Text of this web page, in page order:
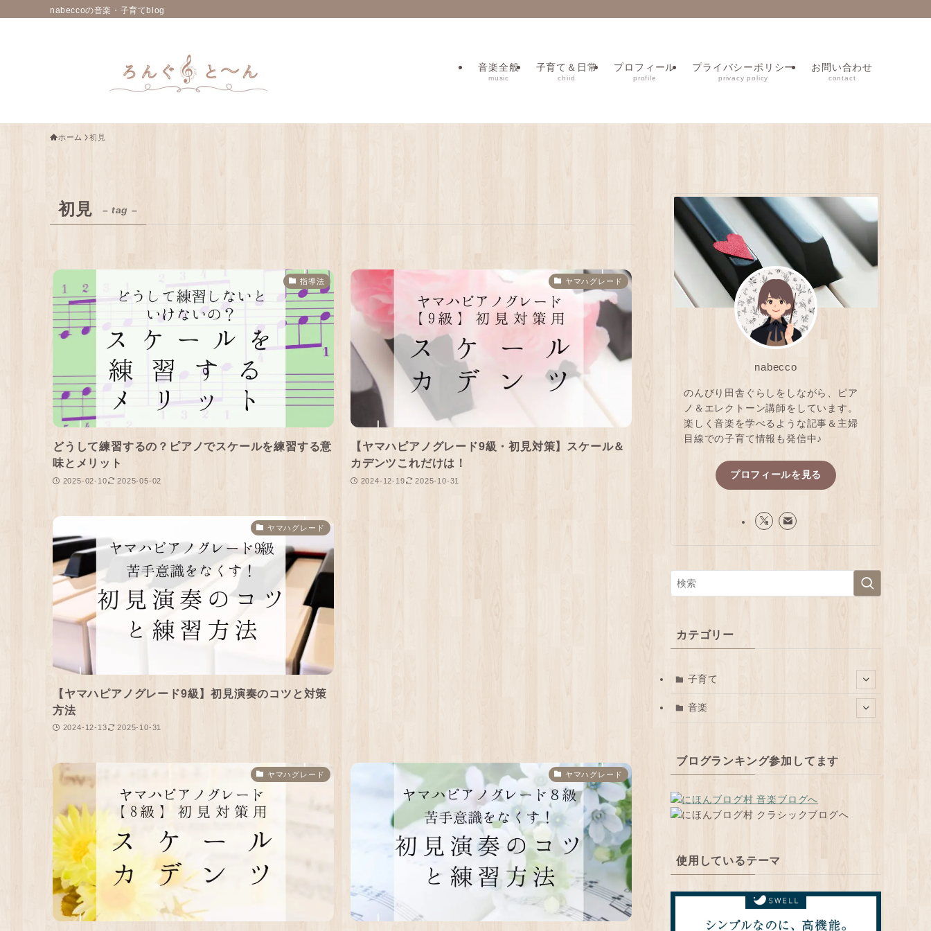
nabeccoの音楽・子育てblog
音楽全般
music
子育て＆日常
chiid
プロフィール
profile
プライバシーポリシー
privacy policy
お問い合わせ
contact
ホーム 初見
初見 – tag –
指導法
どうして練習するの？ピアノでスケールを練習する意
味とメリット
2025-02-10 2025-05-02
ヤマハグレード
【ヤマハピアノグレード9級・初見対策】スケール＆
カデンツこれだけは！
2024-12-19 2025-10-31
ヤマハグレード
【ヤマハピアノグレード9級】初見演奏のコツと対策
方法
2024-12-13 2025-10-31
ヤマハグレード ヤマハグレード
nabecco
のんびり田舎ぐらしをしながら、ピア
ノ＆エレクトーン講師をしています。
楽しく音楽を学べるような記事＆主婦
目線での子育て情報も発信中♪
プロフィールを見る
カテゴリー
子育て
音楽
ブログランキング参加してます
使用しているテーマ